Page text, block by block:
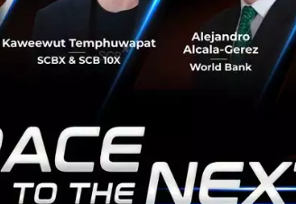
ต่อยอดไอเดีย พบกันที่ Startup Thailand
ม.ย. - 1 พ.ค. นี้ ที่ศูนย์การประชุมแห่งชาติ
Thailand 2016 พบกับ Innovation และเหล่ากูรู
ดังนับสิบ ที่จะมาร่วมแชร์เคล็ดลับเด็ดเพื่อต่อยอด
| ByTechsauce Team